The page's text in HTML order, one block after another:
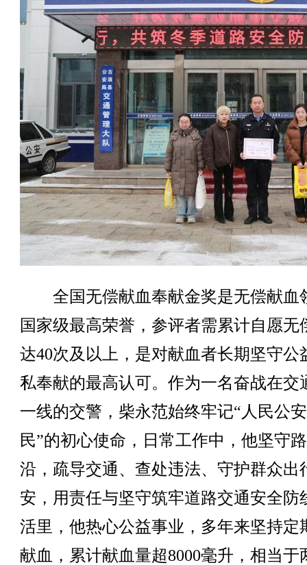
全国无偿献血奉献金奖是无偿献血
国家级最高荣誉，参评者需累计自愿无
达40次及以上，是对献血者长期坚守公
私奉献的最高认可。作为一名奋战在交
一线的交警，柴永范始终牢记“人民公
民”的初心使命，日常工作中，他坚守
沿，疏导交通、查处违法、守护群众出
安，用责任与坚守筑牢道路交通安全防
活里，他热心公益事业，多年来坚持定
献血，累计献血量超8000毫升，相当于